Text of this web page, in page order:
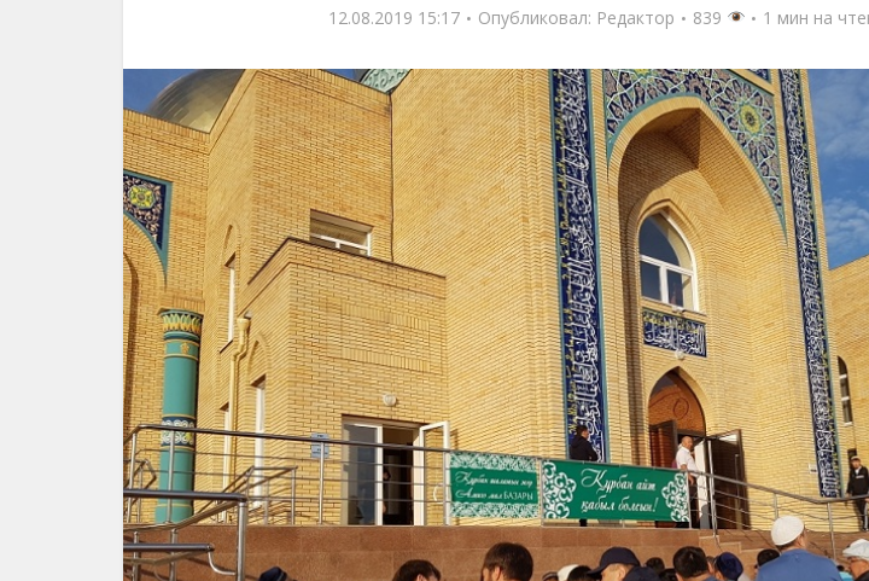
12.08.2019 15:17 Опубликовал: Редактор 839 1 мин на